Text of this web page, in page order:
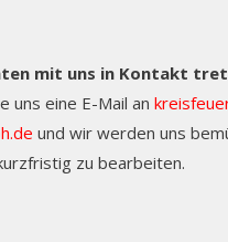
mit uns in Kontakt
uns eine E-Mail an
und wir werden uns
zu bearbeiten.